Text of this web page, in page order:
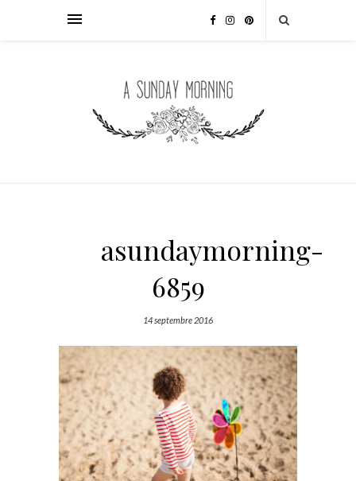
asundaymorning-
6859
14 septembre 2016